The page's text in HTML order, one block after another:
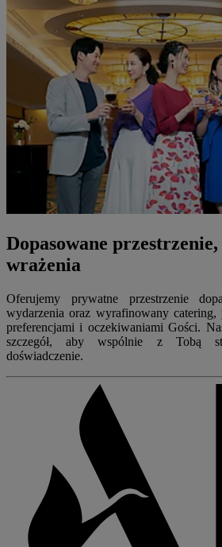
Dopasowane
wrażenia
Oferujemy prywatne przestrzenie
wydarzenia oraz wyrafinowany
preferencjami i oczekiwaniami Gości.
szczegół, aby wspólnie z Tobą
doświadczenie.